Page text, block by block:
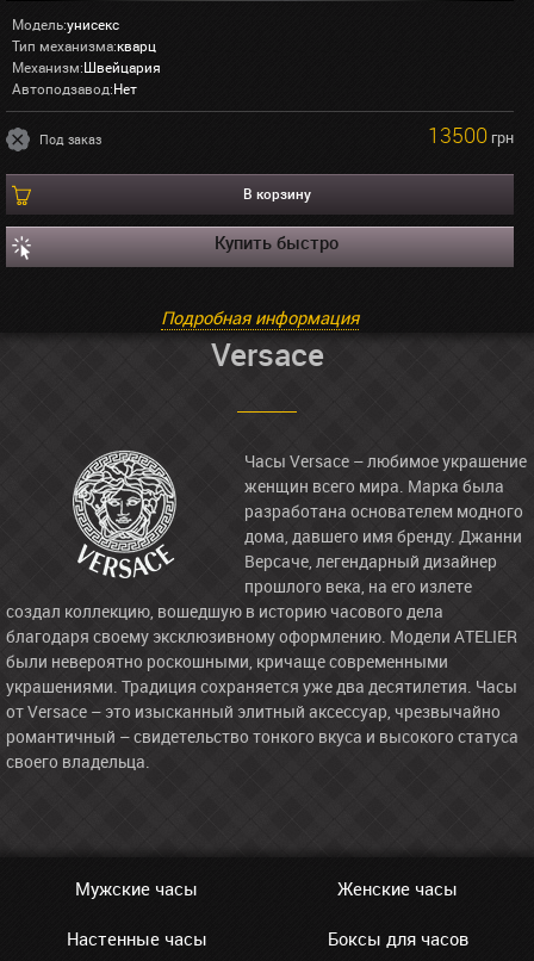
Модель:унисекс
Тип механизма:кварц
Механизм:Швейцария
Автоподзавод:Нет
Под заказ 13500грн
В корзину
Купить быстро
Подробная информация
Versace
Часы Versace – любимое украшение
женщин всего мира. Марка была
разработана основателем модного
дома, давшего имя бренду. Джанни
Версаче, легендарный дизайнер
прошлого века, на его излете
создал коллекцию, вошедшую в историю часового дела
благодаря своему эксклюзивному оформлению. Модели ATELIER
были невероятно роскошными, кричаще современными
украшениями. Традиция сохраняется уже два десятилетия. Часы
от Versace – это изысканный элитный аксессуар, чрезвычайно
романтичный – свидетельство тонкого вкуса и высокого статуса
своего владельца.
Мужские часы Женские часы
Настенные часы Боксы для часов